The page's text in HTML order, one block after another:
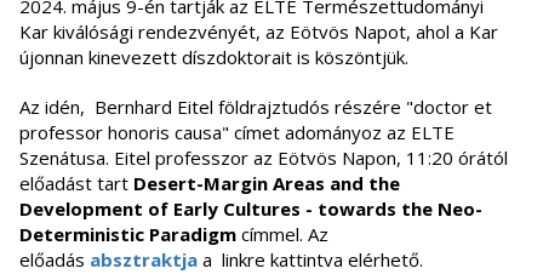
2024. május 9-én tartják az ELTE Természettudományi
Kar kiválósági rendezvényét, az Eötvös Napot, ahol a Kar
újonnan kinevezett díszdoktorait is köszöntjük.
Az idén, Bernhard Eitel földrajztudós részére "doctor et
professor honoris causa" címet adományoz az ELTE
Szenátusa. Eitel professzor az Eötvös Napon, 11:20 órától
előadást tart Desert-Margin Areas and the
Development of Early Cultures - towards the Neo-
Deterministic Paradigm címmel. Az
előadás absztraktja a linkre kattintva elérhető.